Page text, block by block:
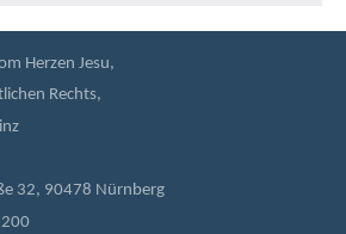
Herzen Jesu,
Rechts,
32, 90478 Nürnberg